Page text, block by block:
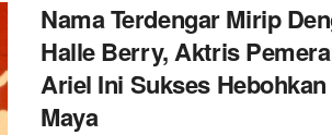
Nama Terdengar Mirip
Halle Berry, Aktris
Ariel Ini Sukses
Maya